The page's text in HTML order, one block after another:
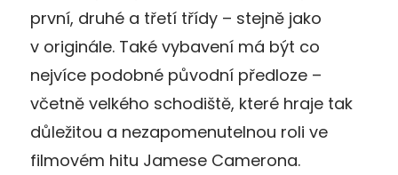
první, druhé a třetí třídy – stejně jako
v originále. Také vybavení má být co
nejvíce podobné původní předloze –
včetně velkého schodiště, které hraje tak
důležitou a nezapomenutelnou roli ve
filmovém hitu Jamese Camerona.